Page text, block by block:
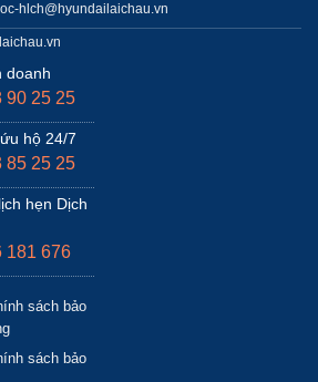
hlch@hyundailaichau.vn
doanh
90 25 25
hộ 24/7
85 25 25
hẹn Dịch
181 676
sách bảo
sách bảo